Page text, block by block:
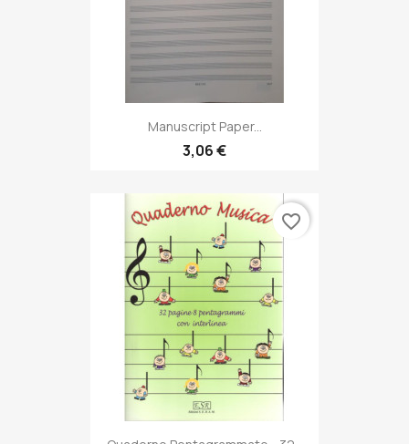
Manuscript Paper...
3,06 €
favorite_border